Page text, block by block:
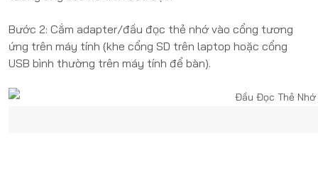
Bước 2: Cắm adapter/đầu đọc thẻ nhớ vào cổng tương
ứng trên máy tính (khe cổng SD trên laptop hoặc cổng
USB bình thường trên máy tính để bàn).